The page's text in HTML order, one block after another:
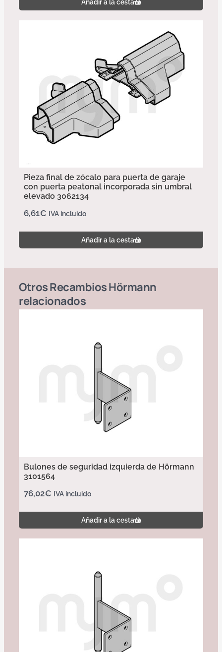
Añadir a la cesta
Pieza final de zócalo para puerta de garaje
con puerta peatonal incorporada sin umbral
elevado 3062134
6,61€ IVA incluido
Añadir a la cesta
OtrosRecambios Hörmann
relacionados
Bulones de seguridad izquierda de Hörmann
3101564
76,02€ IVA incluido
Añadir a la cesta